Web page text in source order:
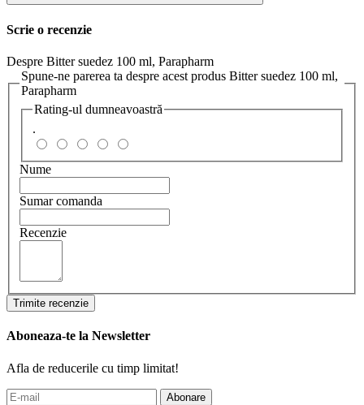
Scrie o recenzie
Despre Bitter suedez 100 ml, Parapharm
Spune-ne parerea ta despre acest produs Bitter suedez 100 ml,
Parapharm
Rating-ul dumneavoastră
.
Nume
Sumar comanda
Recenzie
Trimite recenzie
Aboneaza-te la Newsletter
Afla de reducerile cu timp limitat!
Abonare